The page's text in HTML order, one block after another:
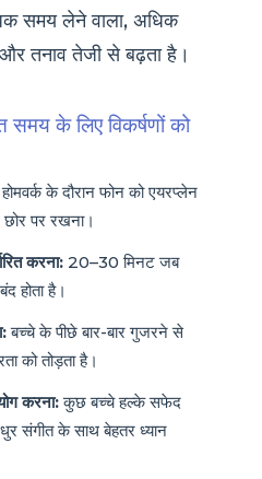
समय लेने वाला, अधिक
और तनाव तेजी से बढ़ता है।
समय के लिए विकर्षणों को
के दौरान फोन को एयरप्लेन
पर रखना।
करना:20–30 मिनट जब
होता है।
बच्चे के पीछे बार-बार गुजरने से
को तोड़ता है।
करना:कुछ बच्चे हल्के सफेद
संगीत के साथ बेहतर ध्यान